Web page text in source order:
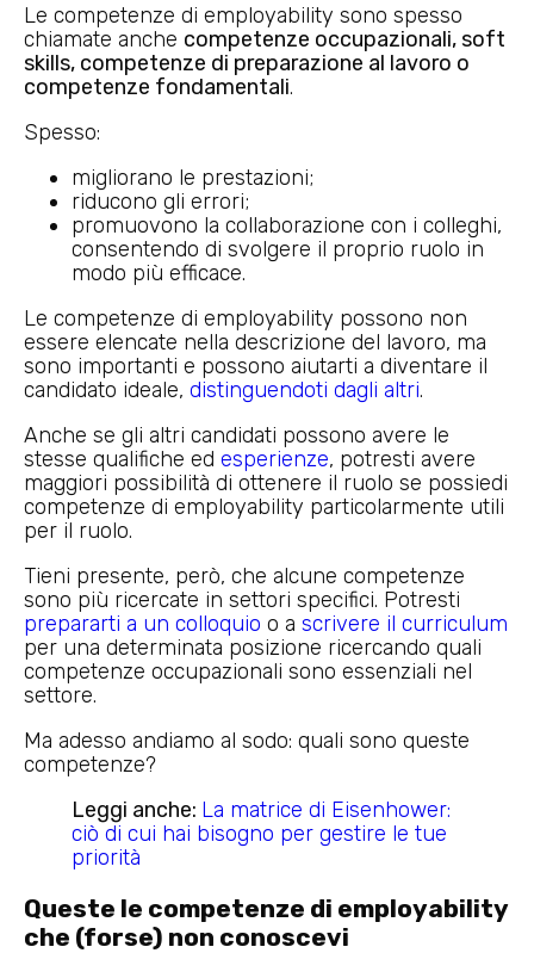
Le competenze di employability sono spesso
chiamate anche competenze occupazionali, soft
skills, competenze di preparazione al lavoro o
competenze fondamentali.
Spesso:
migliorano le prestazioni;
riducono gli errori;
promuovono la collaborazione con i colleghi,
consentendo di svolgere il proprio ruolo in
modo più efficace.
Le competenze di employability possono non
essere elencate nella descrizione del lavoro, ma
sono importanti e possono aiutarti a diventare il
candidato ideale, distinguendoti dagli altri.
Anche se gli altri candidati possono avere le
stesse qualifiche ed esperienze, potresti avere
maggiori possibilità di ottenere il ruolo se possiedi
competenze di employability particolarmente utili
per il ruolo.
Tieni presente, però, che alcune competenze
sono più ricercate in settori specifici. Potresti
prepararti a un colloquio o a scrivere il curriculum
per una determinata posizione ricercando quali
competenze occupazionali sono essenziali nel
settore.
Ma adesso andiamo al sodo: quali sono queste
competenze?
Leggi anche: La matrice di Eisenhower:
ciò di cui hai bisogno per gestire le tue
priorità
Queste le competenze di employability
che (forse) non conoscevi